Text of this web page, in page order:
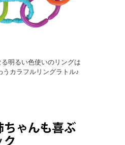
明るい色使いのリングは
うカラフルリングラトル♪